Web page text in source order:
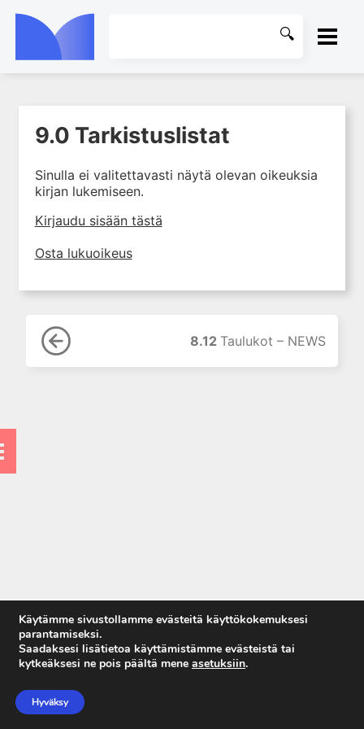
OHJEET
1. Elvytys
3. Rintakipu ja rytmihäiriöt
6. Lapset
9. Tarkistuslistat
9.0 Tarkistuslistat
9.0 Tarkistuslistat
Sinulla ei valitettavasti näytä olevan oikeuksia
kirjan lukemiseen.
Kirjaudu sisään tästä
Osta lukuoikeus
8.12 Taulukot – NEWS
Tietosuojaseloste
Käyttöehdot
Käytämme sivustollamme evästeitä käyttökokemuksesi
parantamiseksi.
Saadaksesi lisätietoa käyttämistämme evästeistä tai
kytkeäksesi ne pois päältä mene asetuksiin.
Hyväksy